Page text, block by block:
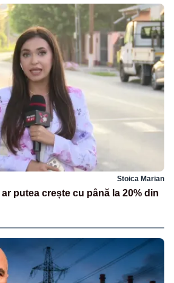
Stoica Marian
putea crește cu până la 20% din